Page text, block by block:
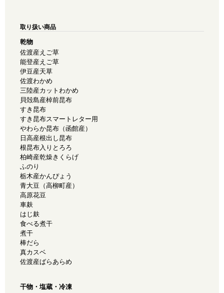
取り扱い商品
乾物
佐渡産えご草
能登産えご草
伊豆産天草
佐渡わかめ
三陸産カットわかめ
貝殻島産棹前昆布
すき昆布
すき昆布スマートレター用
やわらか昆布（函館産）
日高産根出し昆布
根昆布入りとろろ
柏崎産乾燥きくらげ
ふのり
栃木産かんぴょう
青大豆（高柳町産）
高原花豆
車麸
はじ麸
食べる煮干
煮干
棒だら
真カスベ
佐渡産ばらあらめ
干物・塩蔵・冷凍